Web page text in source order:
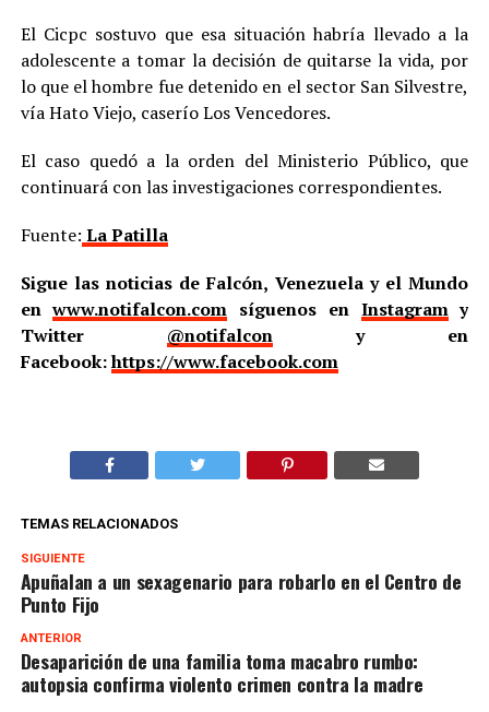
El Cicpc sostuvo que esa situación habría llevado a la
adolescente a tomar la decisión de quitarse la vida, por
lo que el hombre fue detenido en el sector San Silvestre,
vía Hato Viejo, caserío Los Vencedores.
El caso quedó a la orden del Ministerio Público, que
continuará con las investigaciones correspondientes.
Fuente: La Patilla
Sigue las noticias de Falcón, Venezuela y el Mundo
enwww.notifalcon.com síguenos en Instagramy
Twitter @notifalcony en
Facebook:https://www.facebook.com
TEMAS RELACIONADOS
SIGUIENTE
Apuñalan a un sexagenario para robarlo en el Centro de
Punto Fijo
ANTERIOR
Desaparición de una familia toma macabro rumbo:
autopsia confirma violento crimen contra la madre